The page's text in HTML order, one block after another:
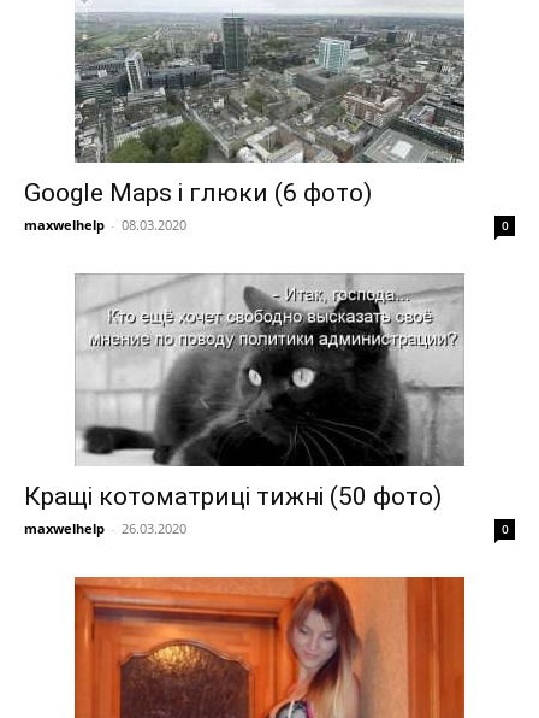
Google Maps і глюки (6 фото)
maxwelhelp - 08.03.2020 0
Кращі котоматриці тижні (50 фото)
maxwelhelp - 26.03.2020 0